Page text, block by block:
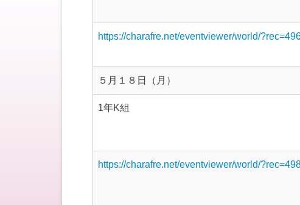
https://charafre.net/eventviewer/world/
５月１８日（月）
1年K組
https://charafre.net/eventviewer/world/